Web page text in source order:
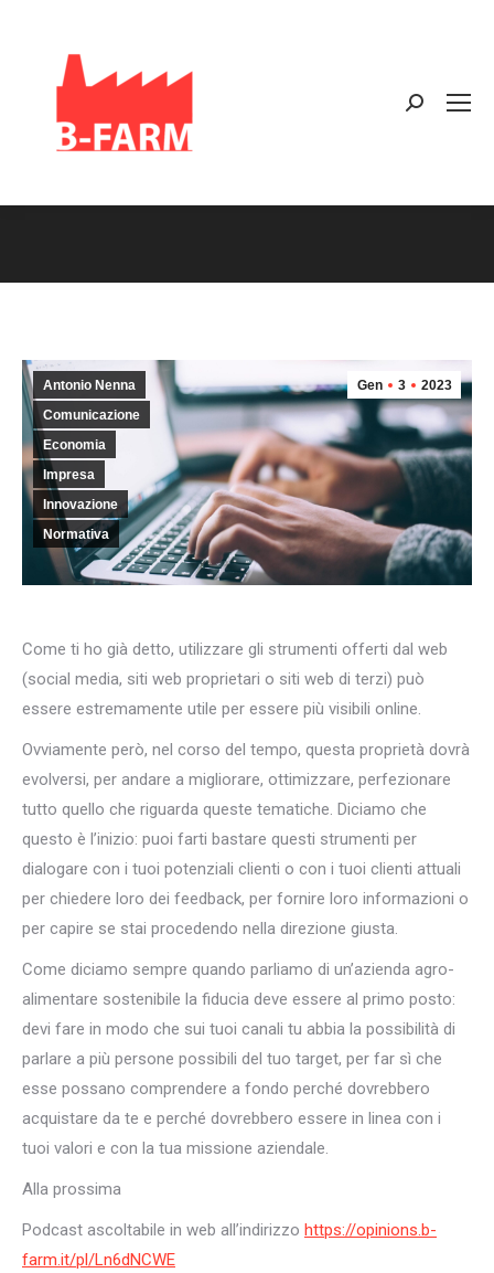
Search:
Gen 3 2023
Antonio Nenna
Comunicazione
Economia
Impresa
Innovazione
Normativa
Come ti ho già detto, utilizzare gli strumenti offerti dal web
(social media, siti web proprietari o siti web di terzi) può
essere estremamente utile per essere più visibili online.
Ovviamente però, nel corso del tempo, questa proprietà dovrà
evolversi, per andare a migliorare, ottimizzare, perfezionare
tutto quello che riguarda queste tematiche. Diciamo che
questo è l’inizio: puoi farti bastare questi strumenti per
dialogare con i tuoi potenziali clienti o con i tuoi clienti attuali
per chiedere loro dei feedback, per fornire loro informazioni o
per capire se stai procedendo nella direzione giusta.
Come diciamo sempre quando parliamo di un’azienda agro-
alimentare sostenibile la fiducia deve essere al primo posto:
devi fare in modo che sui tuoi canali tu abbia la possibilità di
parlare a più persone possibili del tuo target, per far sì che
esse possano comprendere a fondo perché dovrebbero
acquistare da te e perché dovrebbero essere in linea con i
tuoi valori e con la tua missione aziendale.
Alla prossima
Podcast ascoltabile in web all’indirizzo https://opinions.b-
farm.it/pl/Ln6dNCWE